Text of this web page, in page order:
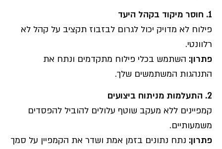
1. חוסר מיקוד בקהל היעד
פילוח לא מדויק יכול לגרום לבזבוז תקציב על קהל לא
רלוונטי.
פתרון: השתמש בכלי פילוח מתקדמים ונתח את
התנהגות המשתמשים שלך.
2. התעלמות מניתוח ביצועים
קמפיינים ללא מעקב שוטף עלולים להוביל להפסדים
משמעותיים.
פתרון: נתח נתונים בזמן אמת ושדר את הקמפיין על סמך